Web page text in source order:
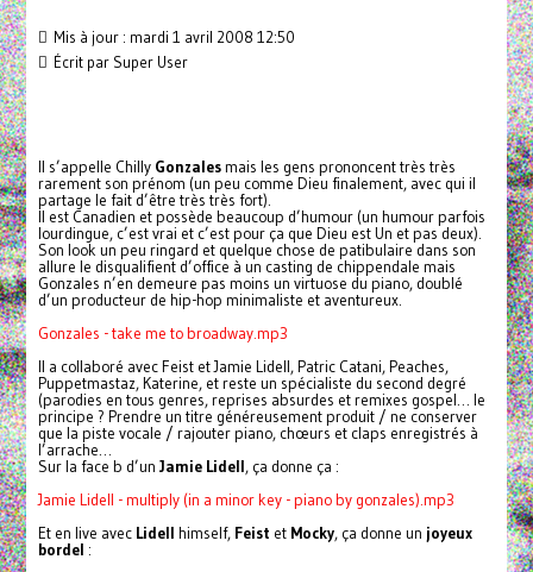
Mis à jour : mardi 1 avril 2008 12:50
Écrit par Super User
Il s’appelle Chilly Gonzalesmais les gens prononcent très très
rarement son prénom (un peu comme Dieu finalement, avec qui il
partage le fait d’être très très fort).
Il est Canadien et possède beaucoup d’humour (un humour parfois
lourdingue, c’est vrai et c’est pour ça que Dieu est Un et pas deux).
Son look un peu ringard et quelque chose de patibulaire dans son
allure le disqualifient d’office à un casting de chippendale mais
Gonzales n’en demeure pas moins un virtuose du piano, doublé
d’un producteur de hip-hop minimaliste et aventureux.
Gonzales - take me to broadway.mp3
Il a collaboré avec Feist et Jamie Lidell, Patric Catani, Peaches,
Puppetmastaz, Katerine, et reste un spécialiste du second degré
(parodies en tous genres, reprises absurdes et remixes gospel… le
principe ? Prendre un titre généreusement produit / ne conserver
que la piste vocale / rajouter piano, chœurs et claps enregistrés à
l’arrache…
Sur la face b d’un Jamie Lidell, ça donne ça :
Jamie Lidell - multiply (in a minor key - piano by gonzales).mp3
Et en live avec Lidell himself, Feist et Mocky, ça donne un joyeux
bordel :